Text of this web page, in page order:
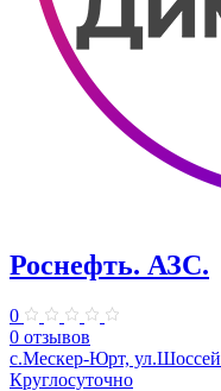
Роснефть. АЗС.
0
0 отзывов
с.Мескер-Юрт,
Круглосуточно